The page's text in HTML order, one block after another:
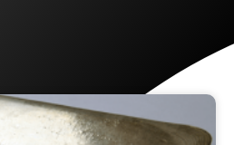
PagePagePage
Page